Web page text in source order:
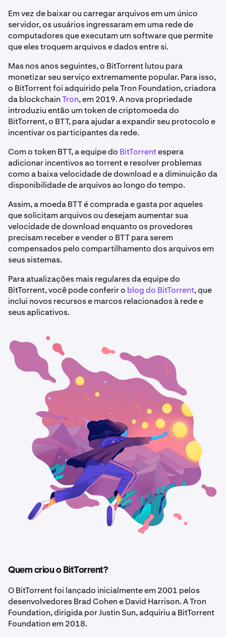
Em vez de baixar ou carregar arquivos em um único
servidor, os usuários ingressaram em uma rede de
computadores que executam um software que permite
que eles troquem arquivos e dados entre si.
Mas nos anos seguintes, o BitTorrent lutou para
monetizar seu serviço extremamente popular. Para isso,
o BitTorrent foi adquirido pela Tron Foundation, criadora
da blockchainTron, em 2019. A nova propriedade
introduziu então um token de criptomoeda do
BitTorrent, o BTT, para ajudar a expandir seu protocolo e
incentivar os participantes da rede.
Com o token BTT, a equipe do BitTorrentespera
adicionar incentivos ao torrent e resolver problemas
como a baixa velocidade de download e a diminuição da
disponibilidade de arquivos ao longo do tempo.
Assim, a moeda BTT é comprada e gasta por aqueles
que solicitam arquivos ou desejam aumentar sua
velocidade de download enquanto os provedores
precisam receber e vender o BTT para serem
compensados pelo compartilhamento dos arquivos em
seus sistemas.
Para atualizações mais regulares da equipe do
BitTorrent, você pode conferir o blog do BitTorrent, que
inclui novos recursos e marcos relacionados à rede e
seus aplicativos.
Quem criou o BitTorrent?
O BitTorrent foi lançado inicialmente em 2001 pelos
desenvolvedores Brad Cohen e David Harrison. A Tron
Foundation, dirigida por Justin Sun, adquiriu a BitTorrent
Foundation em 2018.